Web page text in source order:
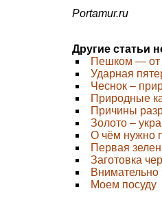
Portamur.ru
Другие статьи
Пешком — от
Ударная
Чеснок –
Природные
Причины
Золото –
О чём нужно
Первая
Заготовка
Внимательно
Моем посуду